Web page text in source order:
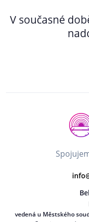
V současné
vedená u Městského